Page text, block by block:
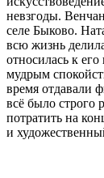
невзгоды.
селе Быково.
всю жизнь
относилась к
мудрым
время отдавали
всё было строго
потратить на
и